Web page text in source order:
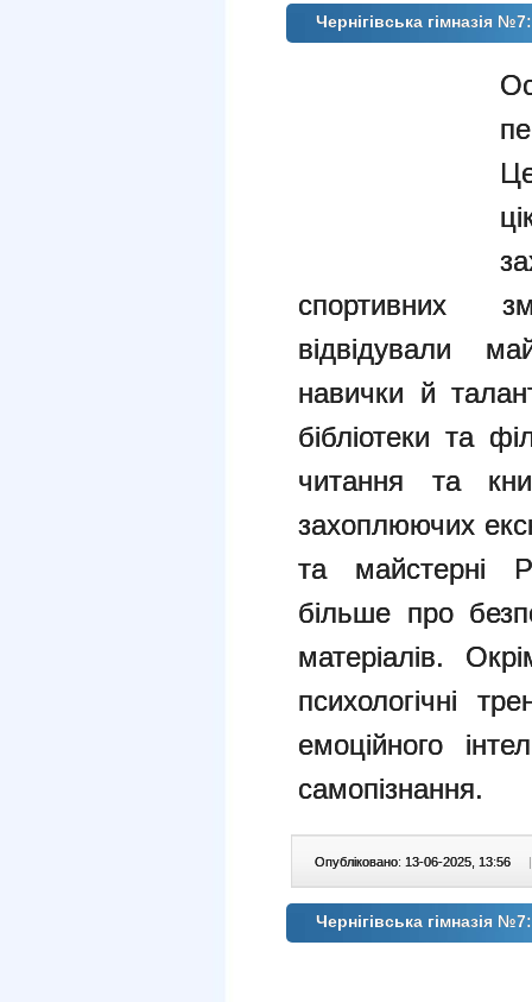
Чернігівська гімназія
спортивних
відвідували
навички й
бібліотеки та
читання та
захоплюючих
та майстерні
більше про
матеріалів.
психологічні
емоційного
самопізнання.
Опубліковано: 13-06-2025, 13:56 |
Чернігівська гімназія